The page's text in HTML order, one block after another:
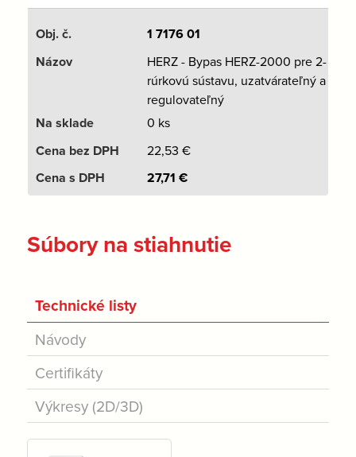
1 7176 01
HERZ - Bypas HERZ-2000 pre 2-
rúrkovú sústavu, uzatvárateľný a
regulovateľný
0 ks
22,53 €
27,71 €
Súbory na stiahnutie
Technické listy
Návody
Certifikáty
Výkresy (2D/3D)